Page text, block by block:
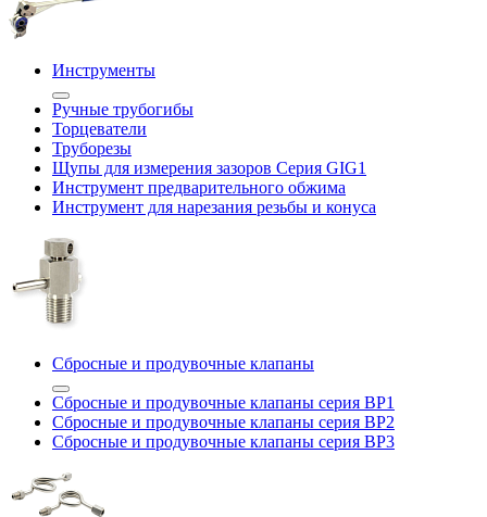
Инструменты
Ручные трубогибы
Торцеватели
Труборезы
Щупы для измерения зазоров Cерия GIG1
Инструмент предварительного обжима
Инструмент для нарезания резьбы и конуса
Сбросные и продувочные клапаны
Сбросные и продувочные клапаны серия BP1
Сбросные и продувочные клапаны серия BP2
Сбросные и продувочные клапаны серия BP3